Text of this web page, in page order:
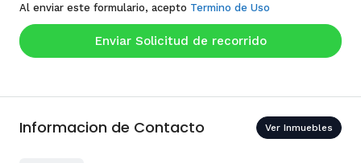
Al enviar este formulario, acepto Termino de Uso
Enviar Solicitud de recorrido
Informacion de Contacto Ver Inmuebles